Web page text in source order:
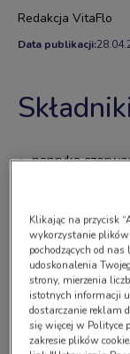
Data publikacji:
Redakcja VitaFlo
papryka
papryka
mała cukinia,
mały bakłażan,
średniej
ząbek czosnku,
Klikając na przycisk
wykorzystanie plików
pochodzących od
udoskonalenia
strony, mierzenia
istotnych informacji
dostarczanie reklam
się więcej w Polityce
zakresie plików